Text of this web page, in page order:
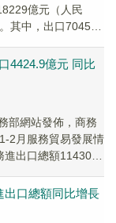
億元（人民
其中，出口7045.2
4424.9億元 同比
部網站發佈，商務
2月服務貿易發展情
出口總額11430.7
出口總額同比增長